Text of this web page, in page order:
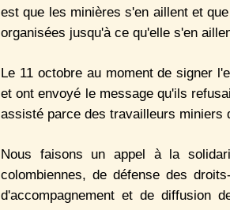
est que les minières s'en aillent et
organisées jusqu'à ce qu'elle s'en
Le 11 octobre au moment de signer
et ont envoyé le message qu'ils
assisté parce des travailleurs miniers
Nous faisons un appel à la
colombiennes, de défense des
d'accompagnement et de diffusion